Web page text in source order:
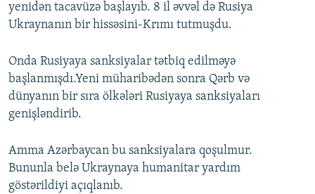
yenidən tacavüzə başlayıb. 8 il əvvəl də Rusiya
Ukraynanın bir hissəsini-Krımı tutmuşdu.
Onda Rusiyaya sanksiyalar tətbiq edilməyə
başlanmışdı.Yeni müharibədən sonra Qərb və
dünyanın bir sıra ölkələri Rusiyaya sanksiyaları
genişləndirib.
Amma Azərbaycan bu sanksiyalara qoşulmur.
Bununla belə Ukraynaya humanitar yardım
göstərildiyi açıqlanıb.